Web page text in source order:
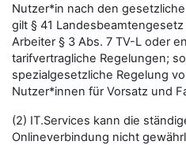
Nutzer*in nach den
gilt § 41
Arbeiter § 3 Abs. 7 TV-L oder
tarifvertragliche Regelungen;
spezialgesetzliche Regelung
Nutzer*innen für Vorsatz und
(2) IT.Services kann die
Onlineverbindung nicht